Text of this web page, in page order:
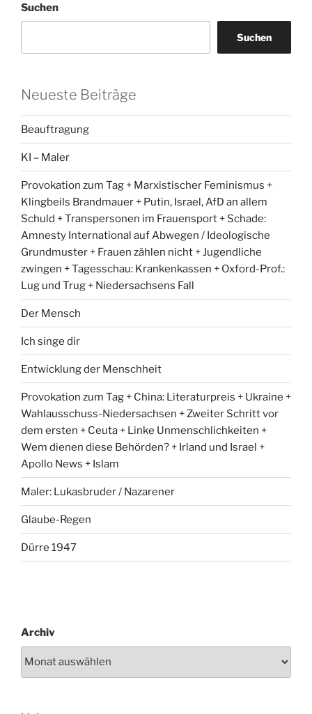
Suchen
Suchen
Neueste Beiträge
Beauftragung
KI – Maler
Provokation zum Tag + Marxistischer Feminismus +
Klingbeils Brandmauer + Putin, Israel, AfD an allem
Schuld + Transpersonen im Frauensport + Schade:
Amnesty International auf Abwegen / Ideologische
Grundmuster + Frauen zählen nicht + Jugendliche
zwingen + Tagesschau: Krankenkassen + Oxford-Prof.:
Lug und Trug + Niedersachsens Fall
Der Mensch
Ich singe dir
Entwicklung der Menschheit
Provokation zum Tag + China: Literaturpreis + Ukraine +
Wahlausschuss-Niedersachsen + Zweiter Schritt vor
dem ersten + Ceuta + Linke Unmenschlichkeiten +
Wem dienen diese Behörden? + Irland und Israel +
Apollo News + Islam
Maler: Lukasbruder / Nazarener
Glaube-Regen
Dürre 1947
Archiv